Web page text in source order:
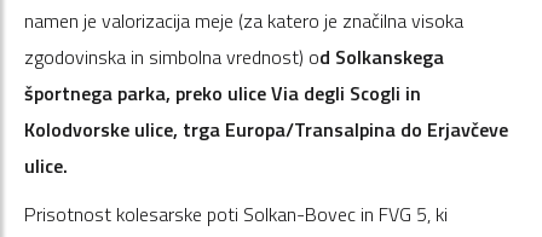
namen je valorizacija meje (za katero je značilna visoka
zgodovinska in simbolna vrednost) od Solkanskega
športnega parka, preko ulice Via degli Scogli in
Kolodvorske ulice, trga Europa/Transalpina do Erjavčeve
ulice.
Prisotnost kolesarske poti Solkan-Bovec in FVG 5, ki